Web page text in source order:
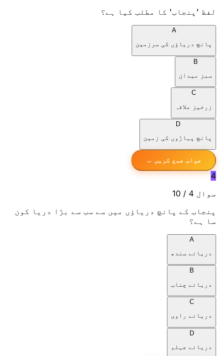
لفظ 'پنجاب' کا مطلب کیا ہے؟
A
پانچ دریاؤں کی سرزمین
B
سبز میدان
C
زرخیز علاقہ
D
پانچ پہاڑوں کی زمین
جواب جمع کریں →
4
سوال 4 / 10
پنجاب کے پانچ دریاؤں میں سے سب سے بڑا دریا کون
سا ہے؟
A
دریائے سندھ
B
دریائے چناب
C
دریائے راوی
D
دریائے جہلم